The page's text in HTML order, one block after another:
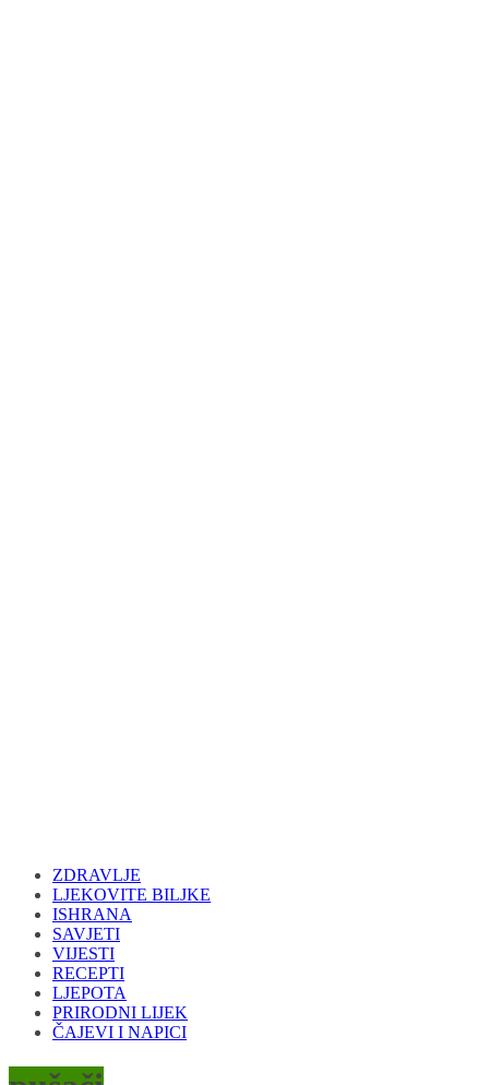
ZDRAVLJE
LJEKOVITE BILJKE
ISHRANA
SAVJETI
VIJESTI
RECEPTI
LJEPOTA
PRIRODNI LIJEK
ČAJEVI I NAPICI